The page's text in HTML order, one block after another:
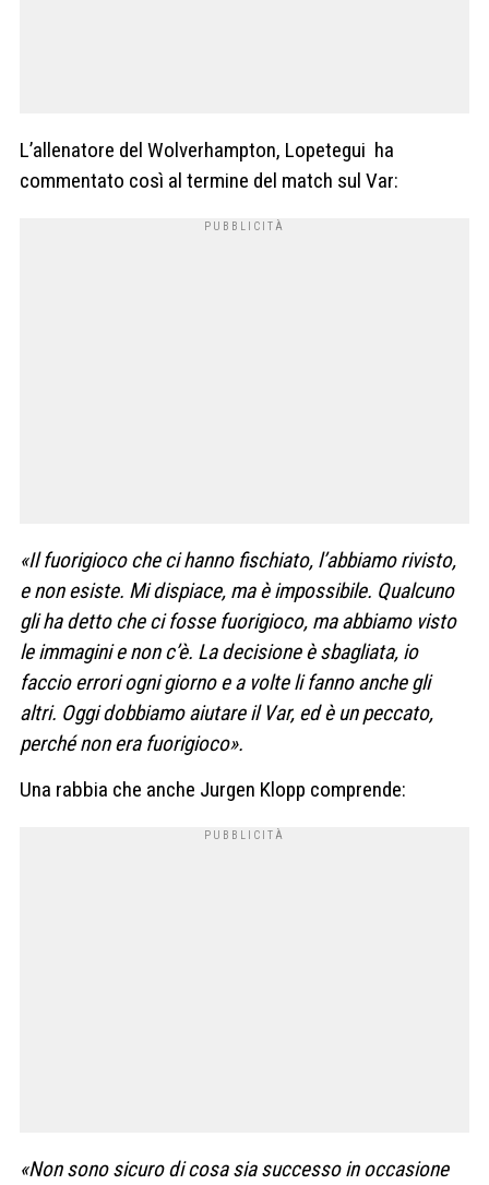
L’allenatore del Wolverhampton, Lopetegui ha
commentato così al termine del match sul Var:
«Il fuorigioco che ci hanno fischiato, l’abbiamo rivisto,
e non esiste. Mi dispiace, ma è impossibile. Qualcuno
gli ha detto che ci fosse fuorigioco, ma abbiamo visto
le immagini e non c’è. La decisione è sbagliata, io
faccio errori ogni giorno e a volte li fanno anche gli
altri. Oggi dobbiamo aiutare il Var, ed è un peccato,
perché non era fuorigioco».
Una rabbia che anche Jurgen Klopp comprende:
«Non sono sicuro di cosa sia successo in occasione